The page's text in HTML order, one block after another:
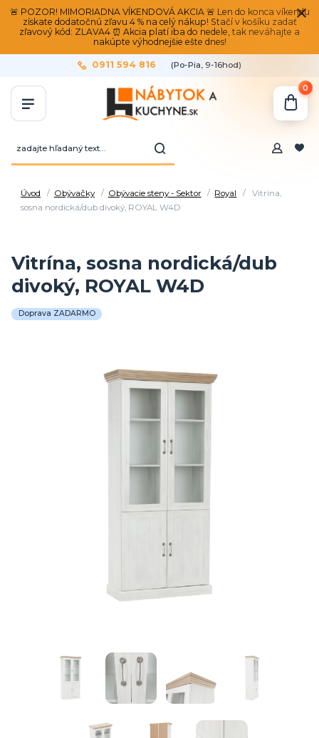
🚨 POZOR! MIMORIADNA VÍKENDOVÁ AKCIA 🚨 Len do konca víkendu
získate dodatočnú zľavu 4 % na celý nákup! Stačí v košíku zadať
zľavový kód: ZLAVA4 ⏰ Akcia platí iba do nedele, tak neváhajte a
nakúpte výhodnejšie ešte dnes!
0911 594 816 (Po-Pia, 9-16hod)
0
Úvod Obývačky Obývacie steny - Sektor Royal
Vitrína,
sosna nordická/dub divoký, ROYAL W4D
Vitrína, sosna nordická/dub
divoký, ROYAL W4D
Doprava ZADARMO